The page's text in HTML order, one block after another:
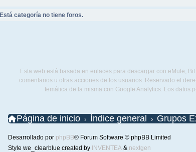
Está categoría no tiene foros.
Esta web está basada en enlaces para descargar con eMule,
comentarios u otras acciones de los usuarios. Reservado el
temática de la misma con Google Analytics. Los
Página de inicio Índice general Grupos
Desarrollado por phpBB® Forum Software © phpBB Limited
Style we_clearblue created by INVENTEA& nextgen